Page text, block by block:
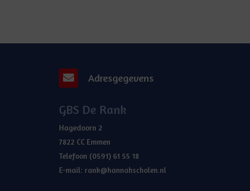
Adresgegevens
GBS De Rank
Hagedoorn 2
7822 CC Emmen
Telefoon (0591) 61 55 18
E-mail: rank@hannahscholen.nl